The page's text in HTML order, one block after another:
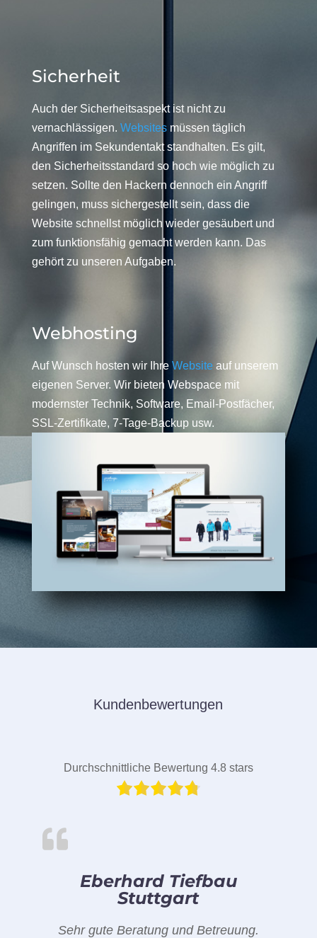
Sicherheit
Auch der Sicherheitsaspekt ist nicht zu
vernachlässigen. Websitesmüssen täglich
Angriffen im Sekundentakt standhalten. Es gilt,
den Sicherheitsstandard so hoch wie möglich zu
setzen. Sollte den Hackern dennoch ein Angriff
gelingen, muss sichergestellt sein, dass die
Website schnellst möglich wieder gesäubert und
zum funktionsfähig gemacht werden kann. Das
gehört zu unseren Aufgaben.
Webhosting
Auf Wunsch hosten wir Ihre Website auf unserem
eigenen Server. Wir bieten Webspace mit
modernster Technik, Software, Email-Postfächer,
SSL-Zertifikate, 7-Tage-Backup usw.
Kundenbewertungen
Durchschnittliche Bewertung 4.8 stars
Eberhard Tiefbau
Stuttgart
Sehr gute Beratung und Betreuung.